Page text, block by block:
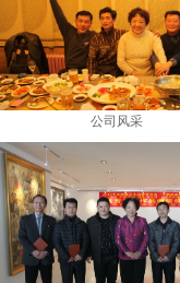
公司风采